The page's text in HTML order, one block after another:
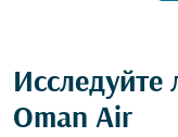
Исследуйте
Oman Air